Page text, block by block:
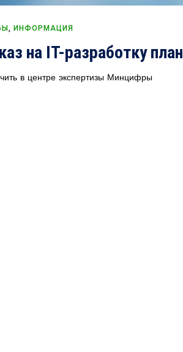
, ИНФОРМАЦИЯ
на IT-разработку
в центре экспертизы Минцифры